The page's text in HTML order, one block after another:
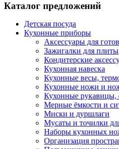
Каталог предложений
Детская посуда
Кухонные приборы
Аксессуары для
Зажигалки для плиты
Кондитерские
Кухонная навеска
Кухонные весы,
Кухонные ножи и
Кухонные рукавицы,
Мерные ёмкости и
Миски и дуршлаги
Мусаты и точилки
Наборы кухонных
Организация